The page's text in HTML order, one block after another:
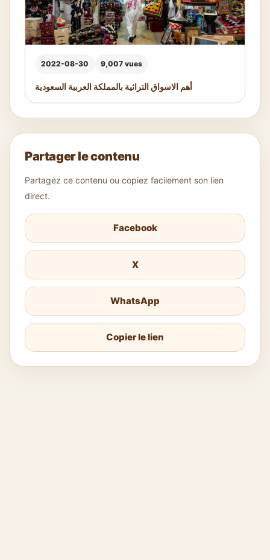
2022-08-30 9,007 vues
أهم الاسواق التراثية بالمملكة العربية السعودية
Partager le contenu
Partagez ce contenu ou copiez facilement son lien
direct.
Facebook
X
WhatsApp
Copier le lien